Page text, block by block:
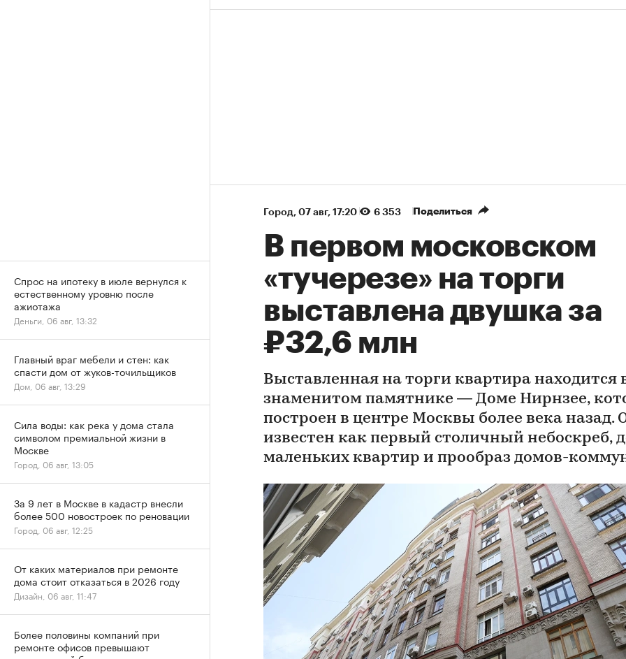
Город⁠, 07 авг, 17:20 6 353 Поделиться
В первом московском
«тучерезе» на торги
выставлена двушка за
₽32,6 млн
Выставленная на торги квартира находится
знаменитом памятнике — Доме Нирнзее,
построен в центре Москвы более века назад.
известен как первый столичный небоскреб,
маленьких квартир и прообраз домов-
Спрос на ипотеку в июле вернулся к
естественному уровню после
ажиотажа
Деньги, 06 авг, 13:32
Главный враг мебели и стен: как
спасти дом от жуков-точильщиков
Дом, 06 авг, 13:29
Сила воды: как река у дома стала
символом премиальной жизни в
Москве
Город, 06 авг, 13:05
За 9 лет в Москве в кадастр внесли
более 500 новостроек по реновации
Город, 06 авг, 12:25
От каких материалов при ремонте
дома стоит отказаться в 2026 году
Дизайн, 06 авг, 11:47
Более половины компаний при
ремонте офисов превышают